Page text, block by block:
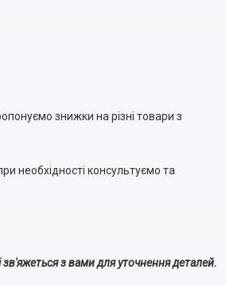
знижки на різні товари з
необхідності консультуємо та
з вами для уточнення деталей.